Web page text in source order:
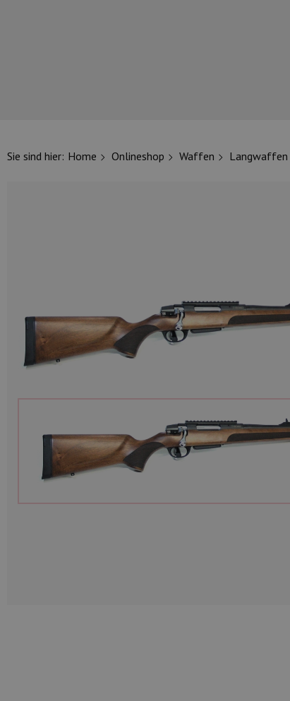
Sie sind hier: Home Onlineshop Waffen Langwaffen
Munition
Waffen